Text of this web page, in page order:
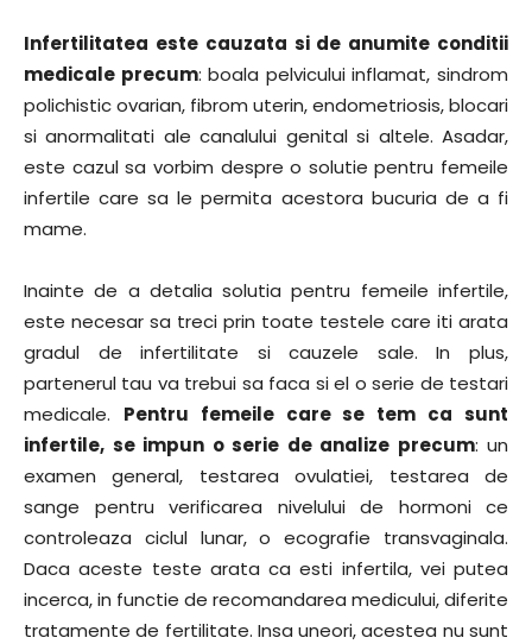
Infertilitatea este cauzata si de anumite conditii
medicale precum: boala pelvicului inflamat, sindrom
polichistic ovarian, fibrom uterin, endometriosis, blocari
si anormalitati ale canalului genital si altele. Asadar,
este cazul sa vorbim despre o solutie pentru femeile
infertile care sa le permita acestora bucuria de a fi
mame.
Inainte de a detalia solutia pentru femeile infertile,
este necesar sa treci prin toate testele care iti arata
gradul de infertilitate si cauzele sale. In plus,
partenerul tau va trebui sa faca si el o serie de testari
medicale. Pentru femeile care se tem ca sunt
infertile, se impun o serie de analize precum: un
examen general, testarea ovulatiei, testarea de
sange pentru verificarea nivelului de hormoni ce
controleaza ciclul lunar, o ecografie transvaginala.
Daca aceste teste arata ca esti infertila, vei putea
incerca, in functie de recomandarea medicului, diferite
tratamente de fertilitate. Insa uneori, acestea nu sunt